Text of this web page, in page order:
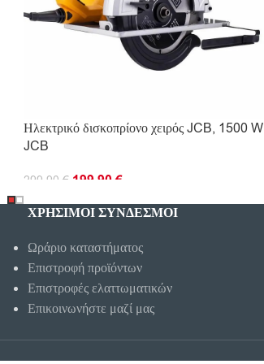
Ηλεκτρικό δισκοπρίονο χειρός JCB, 1500 W
JCB
299.90 € 199.90€
ΠΡΟΣΘΉΚΗ ΣΤΟ ΚΑΛΆΘΙ
ΧΡΗΣΙΜΟΙ ΣΥΝΔΕΣΜΟΙ
Ωράριο καταστήματος
Επιστροφή προϊόντων
Επιστροφές ελαττωματικών
Επικοινωνήστε μαζί μας